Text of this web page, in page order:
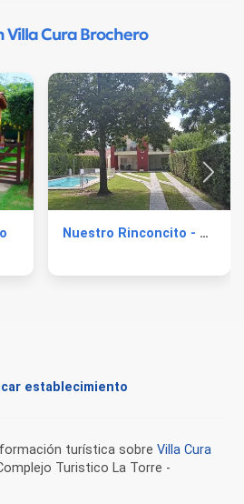
Cura Brochero
Nuestro Rinconcito - Dúplex
establecimiento
turística sobre Villa Cura
Turistico La Torre -